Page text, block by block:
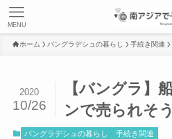
MENU
ホーム バングラデシュの暮らし 手続き関連
【バングラ】
ンで売られそ
2020
10/26
バングラデシュの暮らし 手続き関連